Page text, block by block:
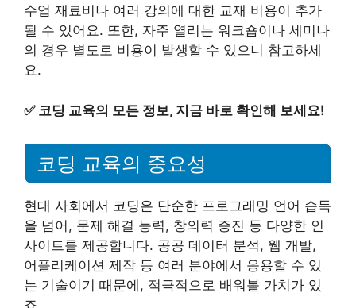
수업 재료비나 여러 강의에 대한 교재 비용이 추가
될 수 있어요. 또한, 자주 열리는 워크숍이나 세미나
의 경우 별도로 비용이 발생할 수 있으니 참고하세
요.
✅ 코딩 교육의 모든 정보, 지금 바로 확인해 보세요!
코딩 교육의 중요성
현대 사회에서 코딩은 단순한 프로그래밍 언어 습득
을 넘어, 문제 해결 능력, 창의력 증진 등 다양한 인
사이트를 제공합니다. 공공 데이터 분석, 웹 개발,
어플리케이션 제작 등 여러 분야에서 응용할 수 있
는 기술이기 때문에, 적극적으로 배워볼 가치가 있